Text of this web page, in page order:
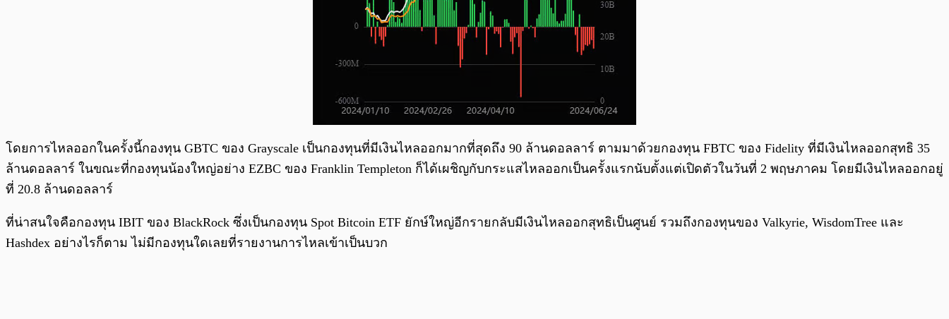
โดยการไหลออกในครั้งนี้กองทุน GBTC ของ Grayscale เป็นกองทุนที่มีเงินไหลออกมากที่สุดถึง 90 ล้านดอลลาร์ ตามมาด้วยกองทุน FBTC ของ Fidelity ที่มีเงินไหลออกสุทธิ 35
ล้านดอลลาร์ ในขณะที่กองทุนน้องใหญ่อย่าง EZBC ของ Franklin Templeton ก็ได้เผชิญกับกระแสไหลออกเป็นครั้งแรกนับตั้งแต่เปิดตัวในวันที่ 2 พฤษภาคม โดยมีเงินไหลออกอยู่
ที่ 20.8 ล้านดอลลาร์
ที่น่าสนใจคือกองทุน IBIT ของ BlackRock ซึ่งเป็นกองทุน Spot Bitcoin ETF ยักษ์ใหญ่อีกรายกลับมีเงินไหลออกสุทธิเป็นศูนย์ รวมถึงกองทุนของ Valkyrie, WisdomTree และ
Hashdex อย่างไรก็ตาม ไม่มีกองทุนใดเลยที่รายงานการไหลเข้าเป็นบวก